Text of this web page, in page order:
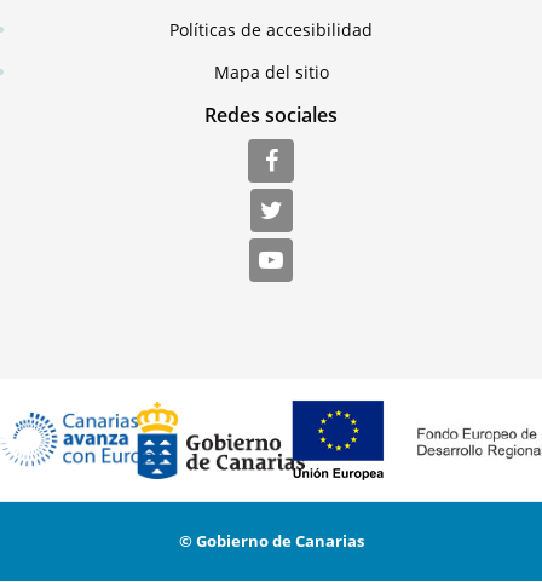
Políticas de accesibilidad
Mapa del sitio
Redes sociales
© Gobierno de Canarias